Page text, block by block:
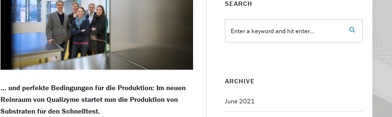
… und perfekte Bedingungen für die Produktion: Im neuen
Reinraum von Qualizyme startet nun die Produktion von
Substraten für den Schnelltest.
SEARCH
ARCHIVE
June 2021